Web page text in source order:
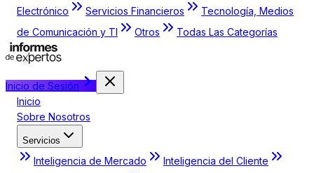
Electrónico
Servicios Financieros
Tecnología, Medios
de Comunicación y TI
Otros Todas Las Categorías
Inicio de Sesión
Inicio
Sobre Nosotros
Servicios
Inteligencia de Mercado
Inteligencia del Cliente